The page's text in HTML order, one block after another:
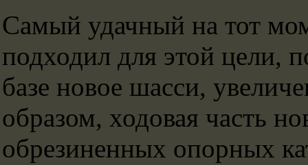
Самый удачный на тот
подходил для этой цели,
базе новое шасси,
образом, ходовая часть
обрезиненных опорных